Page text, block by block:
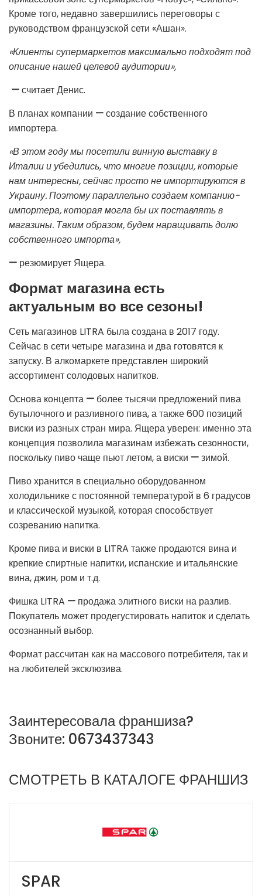
Кроме того, недавно завершились переговоры с
руководством французской сети «Ашан».
«Клиенты супермаркетов максимально подходят под
описание нашей целевой аудитории»,
—считает Денис.
В планах компании —создание собственного
импортера.
«В этом году мы посетили винную выставку в
Италии и убедились, что многие позиции, которые
нам интересны, сейчас просто не импортируются в
Украину. Поэтому параллельно создаем компанию-
импортера, которая могла бы их поставлять в
магазины. Таким образом, будем наращивать долю
собственного импорта»,
— резюмирует Ящера.
Формат магазина есть
актуальным во все сезоны!
Сеть магазинов LITRA была создана в 2017 году.
Сейчас в сети четыре магазина и два готовятся к
запуску. В алкомаркете представлен широкий
ассортимент солодовых напитков.
Основа концепта — более тысячи предложений пива
бутылочного и разливного пива, а также 600 позиций
виски из разных стран мира. Ящера уверен: именно эта
концепция позволила магазинам избежать сезонности,
поскольку пиво чаще пьют летом, а виски —зимой.
Пиво хранится в специально оборудованном
холодильнике с постоянной температурой в 6 градусов
и классической музыкой, которая способствует
созреванию напитка.
Кроме пива и виски в LITRA также продаются вина и
крепкие спиртные напитки, испанские и итальянские
вина, джин, ром и т.д.
Фишка LITRA — продажа элитного виски на разлив.
Покупатель может продегустировать напиток и сделать
осознанный выбор.
Формат рассчитан как на массового потребителя, так и
на любителей эксклюзива.
Заинтересовала франшиза?
Звоните: 0673437343
СМОТРЕТЬ В КАТАЛОГЕ ФРАНШИЗ
SPAR